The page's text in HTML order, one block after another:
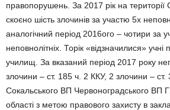
правопорушень. За 2017 рік на території
скоєно шість злочинів за участю 5х
аналогічний період 2016ого – чотири за
неповнолітніх. Торік «відзначилися»
училищ. За вказаний період 2017 року
злочини – ст. 185 ч. 2 ККУ, 2 злочини – ст.
Сокальського ВП Червоноградського ВП
області з метою правового захисту в